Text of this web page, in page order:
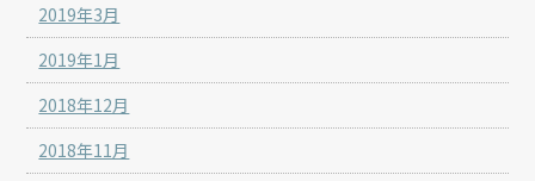
2019年3月
2019年1月
2018年12月
2018年11月